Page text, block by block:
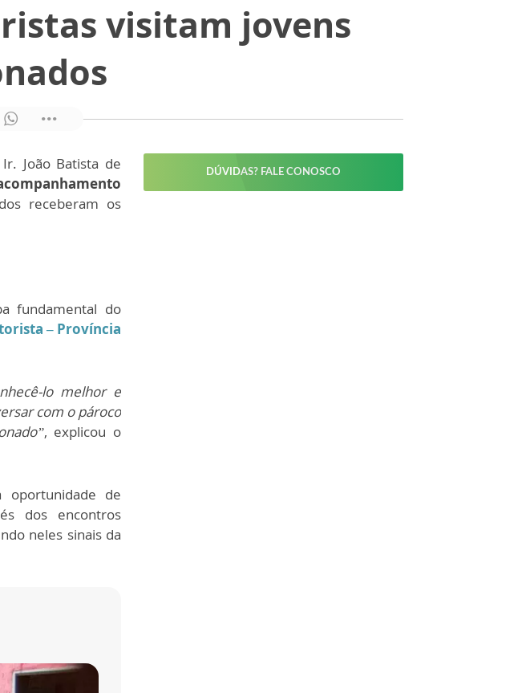
visitam jovens
João Batista de
receberam os
fundamental do
– Província
lo melhor e
com o pároco
, explicou o
oportunidade de
dos encontros
neles sinais da
DÚVIDAS? FALE CONOSCO